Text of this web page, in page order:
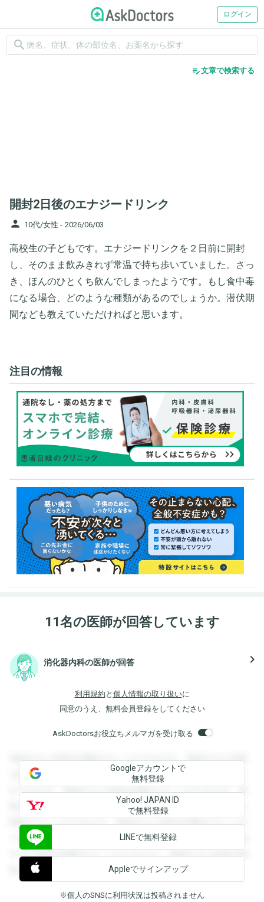
ログイン
search
edit_note文章で検索する
開封2日後のエナジードリンク
person 10代/女性 - 2026/06/03
高校生の子どもです。エナジードリンクを２日前に開封
し、そのまま飲みきれず常温で持ち歩いていました。さっ
き、ほんのひとくち飲んでしまったようです。もし食中毒
になる場合、どのような種類があるのでしょうか。潜伏期
間なども教えていただければと思います。
注目の情報
11名の医師が回答しています
消化器内科の医師が回答 navigate_next
利用規約 と 個人情報の取り扱いに
同意のうえ、無料会員登録をしてください
AskDoctorsお役立ちメルマガを受け取る
登録すると回答を閲覧することができます。登録すると回答
を閲覧することができます。登録すると回答を閲覧すること
ができます。登録すると回答を閲覧することができます。登
録すると回答を閲覧することができます。登録すると回答を
閲覧することができます。登録すると回答を閲覧することが
できます。登録すると回答を閲覧することができます。登録
すると回答を閲覧することができます。登録すると回答を閲
覧することができます。
Googleアカウントで
無料登録
Yahoo! JAPAN ID
で無料登録
LINEで無料登録
Appleでサインアップ
※個人のSNSに利用状況は投稿されません